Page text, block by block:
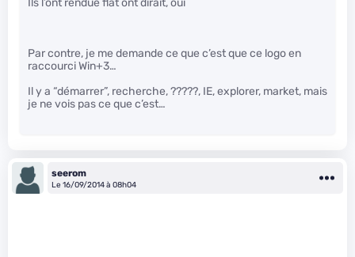
Ils l’ont rendue flat ont dirait, oui
Par contre, je me demande ce que c’est que ce logo en
raccourci Win+3…
Il y a “démarrer”, recherche, ?????, IE, explorer, market, mais
je ne vois pas ce que c’est…
seerom
Le 16/09/2014 à 08h04